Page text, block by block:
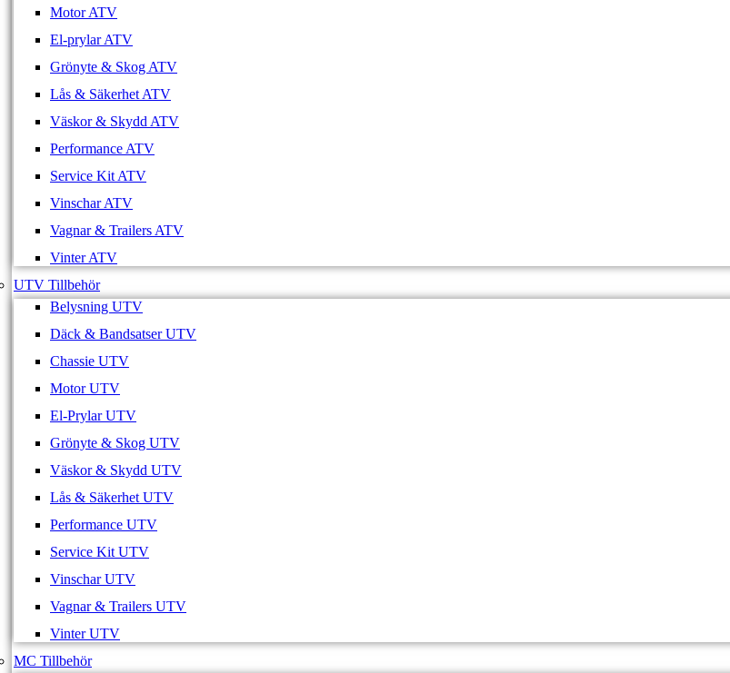
Motor ATV
El-prylar ATV
Grönyte & Skog ATV
Lås & Säkerhet ATV
Väskor & Skydd ATV
Performance ATV
Service Kit ATV
Vinschar ATV
Vagnar & Trailers ATV
Vinter ATV
UTV Tillbehör
Belysning UTV
Däck & Bandsatser UTV
Chassie UTV
Motor UTV
El-Prylar UTV
Grönyte & Skog UTV
Väskor & Skydd UTV
Lås & Säkerhet UTV
Performance UTV
Service Kit UTV
Vinschar UTV
Vagnar & Trailers UTV
Vinter UTV
MC Tillbehör